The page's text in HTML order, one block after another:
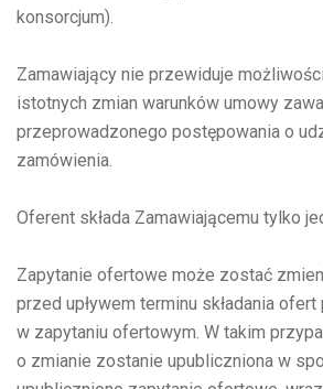
konsorcjum).
Zamawiający nie przewiduje
istotnych zmian warunków umowy
przeprowadzonego postępowania o
zamówienia.
Oferent składa Zamawiającemu tylko
Zapytanie ofertowe może zostać
przed upływem terminu składania
w zapytaniu ofertowym. W takim
o zmianie zostanie upubliczniona w